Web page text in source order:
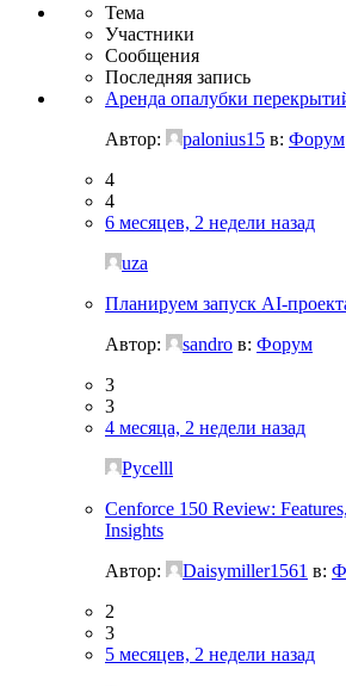
Тема
Участники
Сообщения
Последняя запись
Аренда опалубки
Автор:
palonius15 в: Форум
4
4
6 месяцев, 2 недели назад
uza
Планируем запуск AI-
Автор:
sandro в: Форум
3
3
4 месяца, 2 недели назад
Pycelll
Cenforce 150 Review:
Insights
Автор:
Daisymiller1561 в:
2
3
5 месяцев, 2 недели назад